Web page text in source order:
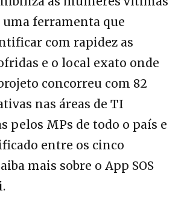
ferramenta que
com rapidez as
e o local exato onde
concorreu com 82
nas áreas de TI
pelos MPs de todo o país e
entre os cinco
mais sobre o App SOS